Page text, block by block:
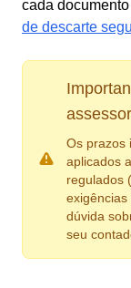
cada
de descarte
Os prazos
aplicados
regulados
dúvida
seu